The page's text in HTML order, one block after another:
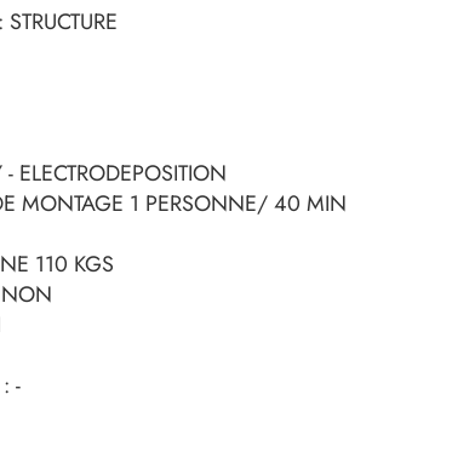
ELECTRODEPOSITION
MONTAGE 1 PERSONNE/ 40 MIN
110 KGS
-